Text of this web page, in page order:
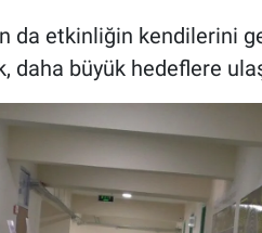
da etkinliğin kendilerini
daha büyük hedeflere